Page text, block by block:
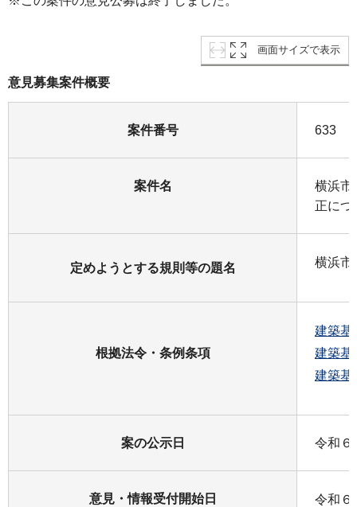
画面サイズで表示
意見募集案件概要
案件番号 633
案件名
横浜市
正につ
定めようとする規則等の題名 横浜市
根拠法令・条例条項
建築基
建築基
建築基
案の公示日 令和６
意見・情報受付開始日 令和６